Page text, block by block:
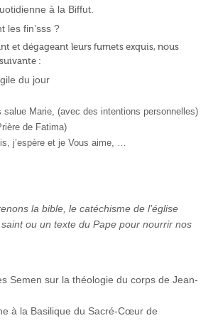
à la Biffut.
les fin’sss ?
et dégageant leurs fumets exquis, nous
:
du jour
salue Marie, (avec des intentions personnelles)
de Fatima)
j’espère et je Vous aime, …
la bible, le catéchisme de l’église
saint ou un texte du Pape pour nourrir nos
Semen sur la théologie du corps de Jean-
à la Basilique du Sacré-Cœur de